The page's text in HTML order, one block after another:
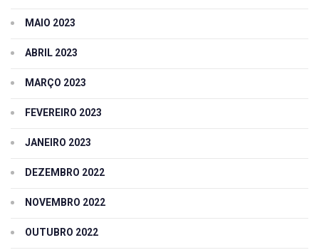
MAIO 2023
ABRIL 2023
MARÇO 2023
FEVEREIRO 2023
JANEIRO 2023
DEZEMBRO 2022
NOVEMBRO 2022
OUTUBRO 2022